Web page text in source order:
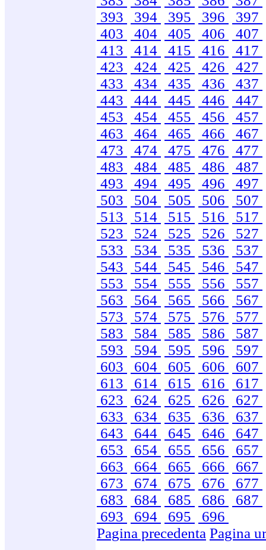
393
394 395 396
397
403
404 405 406
407
413
414 415 416
417
423
424 425 426
427
433
434 435 436
437
443
444 445 446
447
453
454 455 456
457
463
464 465 466
467
473
474 475 476
477
483
484 485 486
487
493
494 495 496
497
503
504 505 506
507
513
514 515 516
517
523
524 525 526
527
533
534 535 536
537
543
544 545 546
547
553
554 555 556
557
563
564 565 566
567
573
574 575 576
577
583
584 585 586
587
593
594 595 596
597
603
604 605 606
607
613
614 615 616
617
623
624 625 626
627
633
634 635 636
637
643
644 645 646
647
653
654 655 656
657
663
664 665 666
667
673
674 675 676
677
683
684 685 686
687
693
694 695
696
Pagina precedenta Pagina